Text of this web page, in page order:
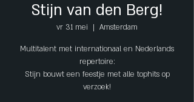
Stijn van den Berg!
vr 31 mei
  |
Amsterdam
Multitalent met internationaal en Nederlands
repertoire:
Stijn bouwt een feestje met alle tophits op
verzoek!